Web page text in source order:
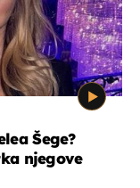
Šege?
njegove